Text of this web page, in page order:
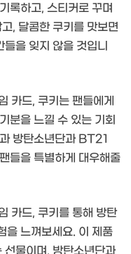
록하고, 스티커로 꾸며
, 달콤한 쿠키를 맛보면
을 잊지 않을 것입니
카드, 쿠키는 팬들에게
분을 느낄 수 있는 기회
방탄소년단과 BT21
들을 특별하게 대우해줄
카드, 쿠키를 통해 방탄
을 느껴보세요. 이 제품
선물이며, 방탄소년단과